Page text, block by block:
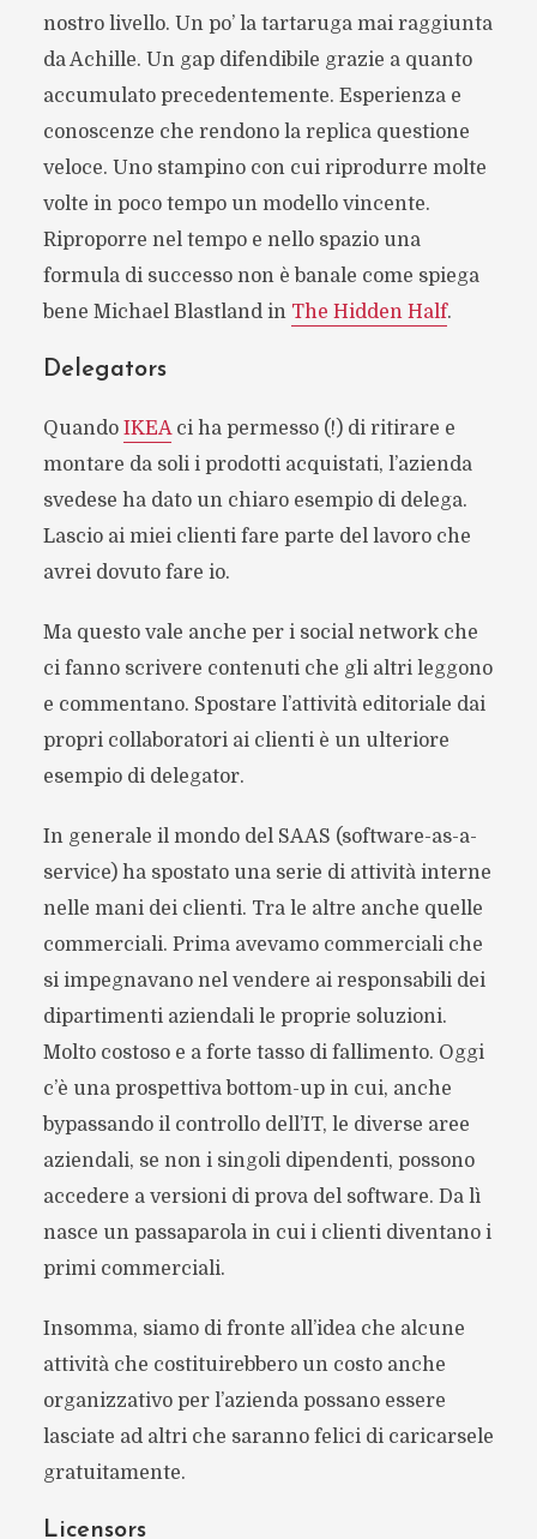
nostro livello. Un po’ la tartaruga mai raggiunta
da Achille. Un gap difendibile grazie a quanto
accumulato precedentemente. Esperienza e
conoscenze che rendono la replica questione
veloce. Uno stampino con cui riprodurre molte
volte in poco tempo un modello vincente.
Riproporre nel tempo e nello spazio una
formula di successo non è banale come spiega
bene Michael Blastland in The Hidden Half.
Delegators
Quando IKEAci ha permesso (!) di ritirare e
montare da soli i prodotti acquistati, l’azienda
svedese ha dato un chiaro esempio di delega.
Lascio ai miei clienti fare parte del lavoro che
avrei dovuto fare io.
Ma questo vale anche per i social network che
ci fanno scrivere contenuti che gli altri leggono
e commentano. Spostare l’attività editoriale dai
propri collaboratori ai clienti è un ulteriore
esempio di delegator.
In generale il mondo del SAAS (software-as-a-
service) ha spostato una serie di attività interne
nelle mani dei clienti. Tra le altre anche quelle
commerciali. Prima avevamo commerciali che
si impegnavano nel vendere ai responsabili dei
dipartimenti aziendali le proprie soluzioni.
Molto costoso e a forte tasso di fallimento. Oggi
c’è una prospettiva bottom-up in cui, anche
bypassando il controllo dell’IT, le diverse aree
aziendali, se non i singoli dipendenti, possono
accedere a versioni di prova del software. Da lì
nasce un passaparola in cui i clienti diventano i
primi commerciali.
Insomma, siamo di fronte all’idea che alcune
attività che costituirebbero un costo anche
organizzativo per l’azienda possano essere
lasciate ad altri che saranno felici di caricarsele
gratuitamente.
Licensors